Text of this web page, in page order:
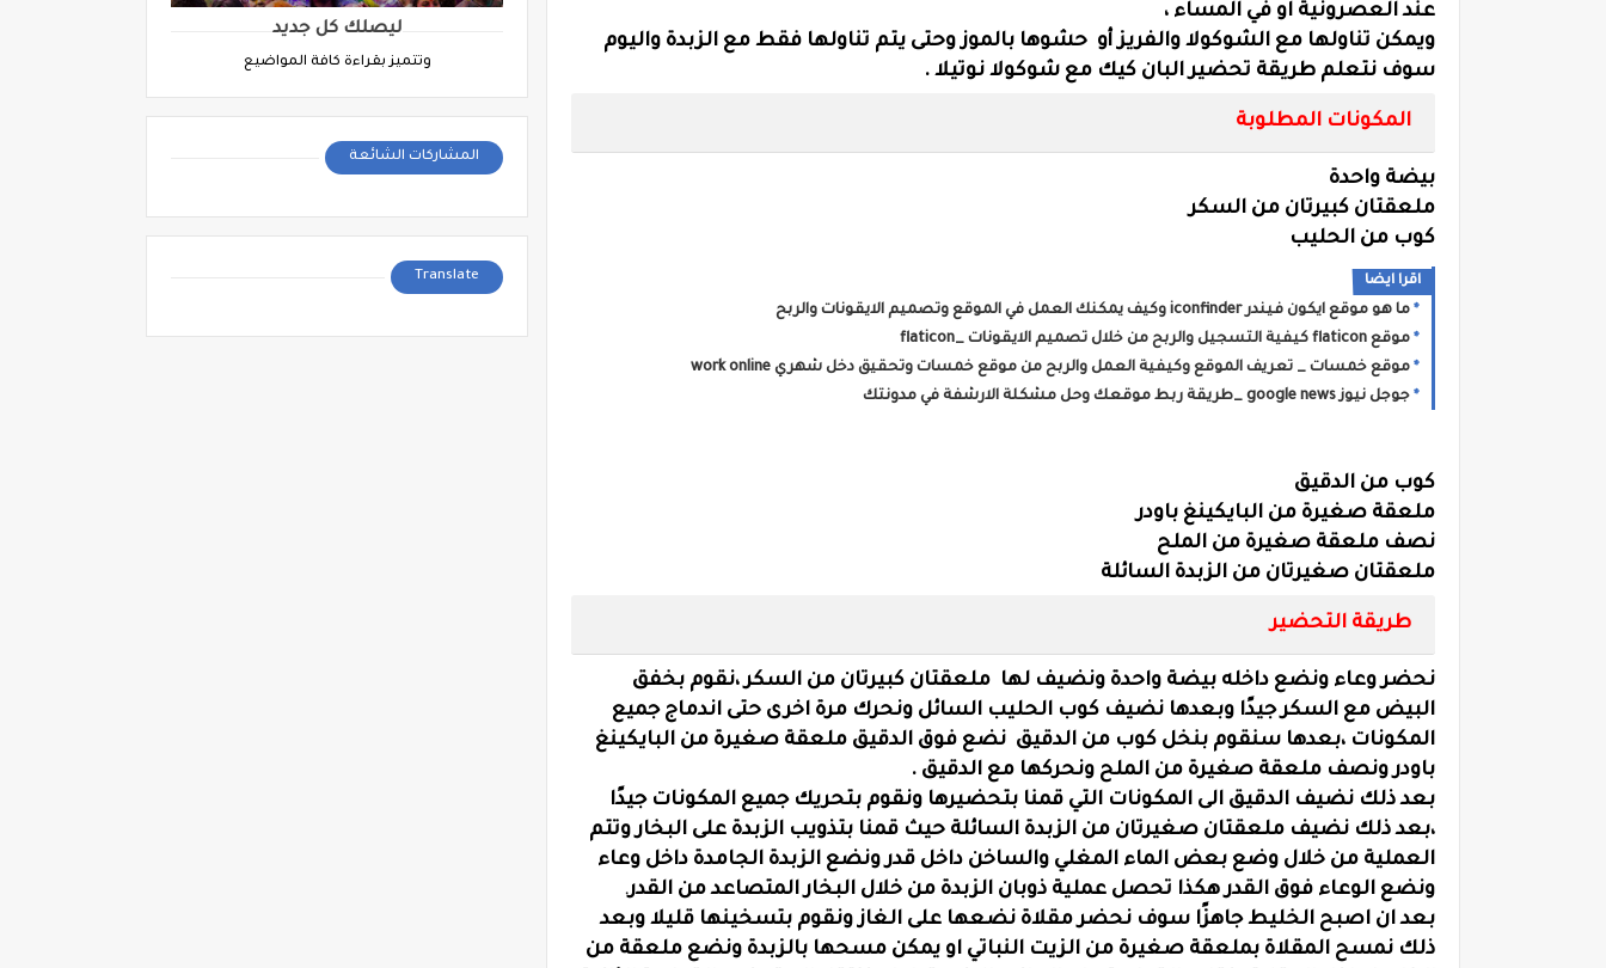
عند العصرونية او في المساء ،
ويمكن تناولها مع الشوكولا والفريز أو حشوها بالموز وحتى يتم تناولها فقط مع الزبدة واليوم
سوف نتعلم طريقة تحضير البان كيك مع شوكولا نوتيلا .
المكونات المطلوبة
بيضة واحدة
ملعقتان كبيرتان من السكر
كوب من الحليب
اقرا ايضا
ما هو موقع ايكون فيندر iconfinder وكيف يمكنك العمل في الموقع وتصميم الايقونات والربح
موقع flaticon كيفية التسجيل والربح من خلال تصميم الايقونات _flaticon
موقع خمسات _ تعريف الموقع وكيفية العمل والربح من موقع خمسات وتحقيق دخل شهري work online
جوجل نيوز google news _طريقة ربط موقعك وحل مشكلة الارشفة في مدونتك
كوب من الدقيق
ملعقة صغيرة من البايكينغ باودر
نصف ملعقة صغيرة من الملح
ملعقتان صغيرتان من الزبدة السائلة
طريقة التحضير
نحضر وعاء ونضع داخله بيضة واحدة ونضيف لها ملعقتان كبيرتان من السكر ،نقوم بخفق
البيض مع السكر جيدًا وبعدها نضيف كوب الحليب السائل ونحرك مرة اخرى حتى اندماج جميع
المكونات ،بعدها سنقوم بنخل كوب من الدقيق نضع فوق الدقيق ملعقة صغيرة من البايكينغ
باودر ونصف ملعقة صغيرة من الملح ونحركها مع الدقيق .
بعد ذلك نضيف الدقيق الى المكونات التي قمنا بتحضيرها ونقوم بتحريك جميع المكونات جيدًا
،بعد ذلك نضيف ملعقتان صغيرتان من الزبدة السائلة حيث قمنا بتذويب الزبدة على البخار وتتم
العملية من خلال وضع بعض الماء المغلي والساخن داخل قدر ونضع الزبدة الجامدة داخل وعاء
ونضع الوعاء فوق القدر هكذا تحصل عملية ذوبان الزبدة من خلال البخار المتصاعد من القدر.
بعد ان اصبح الخليط جاهزًا سوف نحضر مقلاة نضعها على الغاز ونقوم بتسخينها قليلا وبعد
ذلك نمسح المقلاة بملعقة صغيرة من الزيت النباتي او يمكن مسحها بالزبدة ونضع ملعقة من
ليصلك كل جديد
وتتميز بقراءة كافة المواضيع
المشاركات الشائعة
Translate